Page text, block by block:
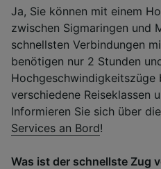
Ja, Sie können mit einem
zwischen Sigmaringen und
schnellsten Verbindungen
benötigen nur 2 Stunden
verschiedene Reiseklassen
Informieren Sie sich über
Services an Bord!
Was ist der schnellste Zug